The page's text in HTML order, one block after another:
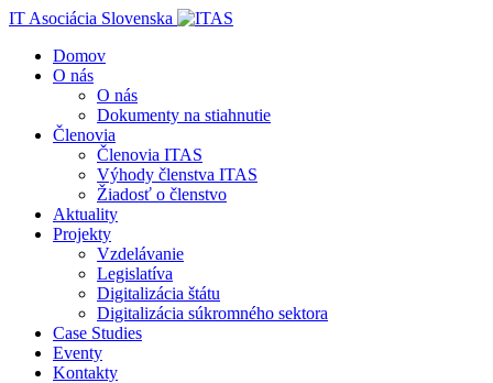
IT Asociácia Slovenska
Domov
O nás
O nás
Dokumenty na stiahnutie
Členovia
Členovia ITAS
Výhody členstva ITAS
Žiadosť o členstvo
Aktuality
Projekty
Vzdelávanie
Legislatíva
Digitalizácia štátu
Digitalizácia súkromného sektora
Case Studies
Eventy
Kontakty